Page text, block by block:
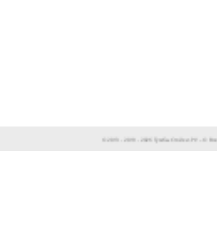
© 2013 - 2019 - 2026 ТумбыСтойки.РУ – ©